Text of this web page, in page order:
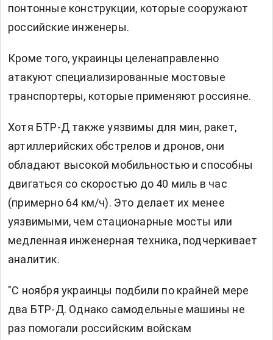
понтонные конструкции, которые сооружают
российские инженеры.
Кроме того, украинцы целенаправленно
атакуют специализированные мостовые
транспортеры, которые применяют россияне.
Хотя БТР-Д также уязвимы для мин, ракет,
артиллерийских обстрелов и дронов, они
обладают высокой мобильностью и способны
двигаться со скоростью до 40 миль в час
(примерно 64 км/ч). Это делает их менее
уязвимыми, чем стационарные мосты или
медленная инженерная техника, подчеркивает
аналитик.
"С ноября украинцы подбили по крайней мере
два БТР-Д. Однако самодельные машины не
раз помогали российским войскам